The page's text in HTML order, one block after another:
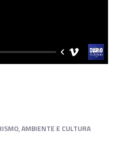
AMBIENTE E CULTURA